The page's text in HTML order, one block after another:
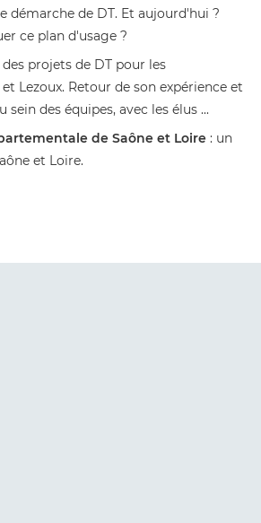
démarche de DT. Et aujourd'hui ?
ce plan d'usage ?
projets de DT pour les
Lezoux. Retour de son expérience et
des équipes, avec les élus ...
de Saône et Loire : un
et Loire.